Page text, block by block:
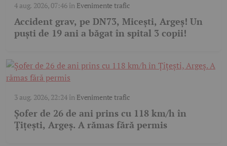
4 aug. 2026, 07:46în Evenimente trafic
Accident grav, pe DN73, Micești, Argeș! Un
puști de 19 ani a băgat în spital 3 copii!
3 aug. 2026, 22:24în Evenimente trafic
Șofer de 26 de ani prins cu 118 km/h în
Țițești, Argeș. A rămas fără permis